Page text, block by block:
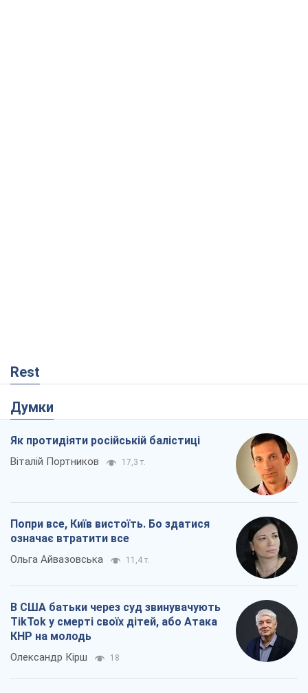
Rest
Думки
Як протидіяти російській балістиці
Віталій Портников 17,3 т.
Попри все, Київ вистоїть. Бо здатися
означає втратити все
Ольга Айвазовська 11,4 т.
В США батьки через суд звинувачують
TikTok у смерті своїх дітей, або Атака
КНР на молодь
Олександр Кірш 18